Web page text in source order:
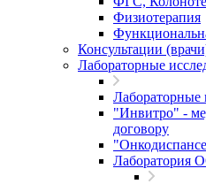
Физиотерапия
Консультации
Лабораторные
Лабораторные
"Инвитро" -
договору